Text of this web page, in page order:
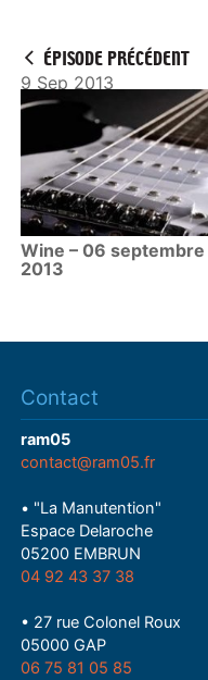
ÉPISODE PRÉCÉDENT
9 Sep 2013
Wine – 06 septembre
2013
Contact
ram05
contact@ram05.fr
• "La Manutention"
Espace Delaroche
05200 EMBRUN
04 92 43 37 38
• 27 rue Colonel Roux
05000 GAP
06 75 81 05 85